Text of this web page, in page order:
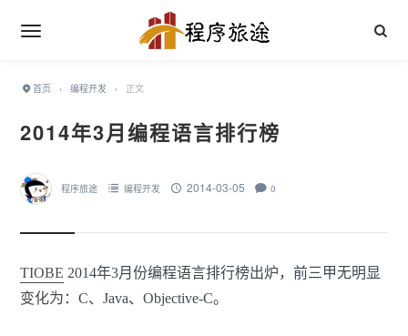
首页 › 编程开发 › 正文
2014年3月编程语言排行榜
程序旅途 编程开发 2014-03-05 0
TIOBE 2014年3月份编程语言排行榜出炉，前三甲无明显
变化为：C、Java、Objective-C。